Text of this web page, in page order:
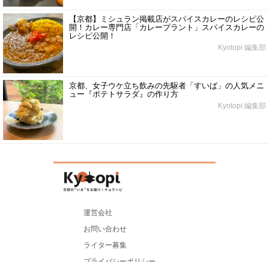
【京都】ミシュラン掲載店がスパイスカレーのレシピ公
開！カレー専門店「カレープラント」スパイスカレーの
レシピ公開！
Kyotopi 編集部
京都、女子ウケ立ち飲みの先駆者「すいば」の人気メニ
ュー『ポテトサラダ』の作り方
Kyotopi 編集部
運営会社
お問い合わせ
ライター募集